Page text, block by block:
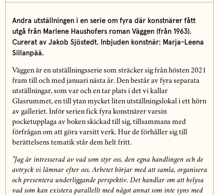
Andra utställningen i en serie om fyra där konstnärer fått
utgå från Marlene Haushofers roman Väggen (från 1963).
Curerat av Jakob Sjöstedt. Inbjuden konstnär: Marja-Leena
Sillanpää.
Väggen är en utställningsserie som sträcker sig från hösten 2021
fram till och med januari nästa år. Den består av fyra separata
utställningar, som var och en tar plats i det vi kallar
Glasrummet, en till ytan mycket liten utställningslokal i ett hörn
av galleriet. Inför serien fick fyra konstnärer varsin
pocketupplaga av boken skickad till sig, tillsammans med
förfrågan om att göra varsitt verk. Hur de förhåller sig till
berättelsens tematik står dem helt fritt.
”Jag är intresserad av vad som styr oss, den egna handlingen och de
avtryck vi lämnar efter oss. Arbetet börjar med att samla, organisera
och presentera underliggande perspektiv. Det handlar om att belysa
vad som kan existera parallellt med något annat som inte syns med